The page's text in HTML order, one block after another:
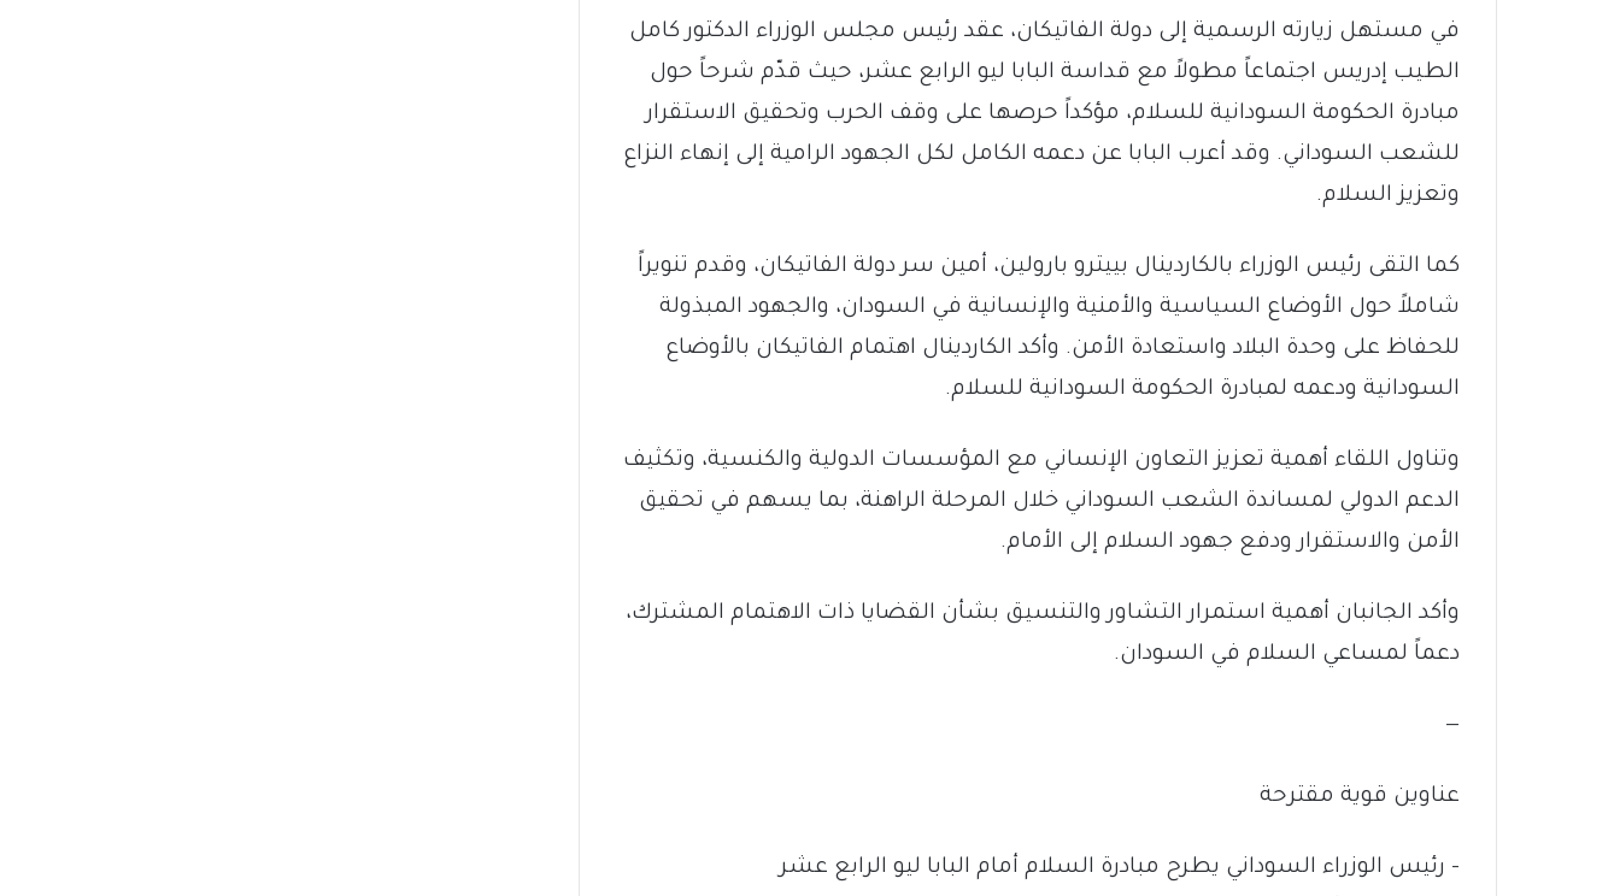
في مستهل زيارته الرسمية إلى دولة الفاتيكان، عقد رئيس مجلس الوزراء الدكتور كامل
الطيب إدريس اجتماعاً مطولاً مع قداسة البابا ليو الرابع عشر، حيث قدّم شرحاً حول
مبادرة الحكومة السودانية للسلام، مؤكداً حرصها على وقف الحرب وتحقيق الاستقرار
للشعب السوداني. وقد أعرب البابا عن دعمه الكامل لكل الجهود الرامية إلى إنهاء النزاع
وتعزيز السلام.
كما التقى رئيس الوزراء بالكاردينال بييترو بارولين، أمين سر دولة الفاتيكان، وقدم تنويراً
شاملاً حول الأوضاع السياسية والأمنية والإنسانية في السودان، والجهود المبذولة
للحفاظ على وحدة البلاد واستعادة الأمن. وأكد الكاردينال اهتمام الفاتيكان بالأوضاع
السودانية ودعمه لمبادرة الحكومة السودانية للسلام.
وتناول اللقاء أهمية تعزيز التعاون الإنساني مع المؤسسات الدولية والكنسية، وتكثيف
الدعم الدولي لمساندة الشعب السوداني خلال المرحلة الراهنة، بما يسهم في تحقيق
الأمن والاستقرار ودفع جهود السلام إلى الأمام.
وأكد الجانبان أهمية استمرار التشاور والتنسيق بشأن القضايا ذات الاهتمام المشترك،
دعماً لمساعي السلام في السودان.
—
عناوين قوية مقترحة
– رئيس الوزراء السوداني يطرح مبادرة السلام أمام البابا ليو الرابع عشر